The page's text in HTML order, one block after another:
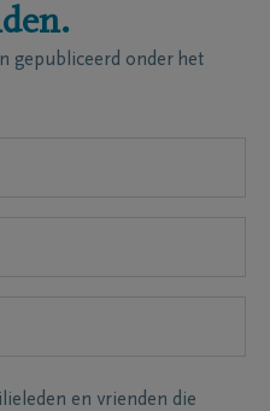
gepubliceerd onder het
en vrienden die